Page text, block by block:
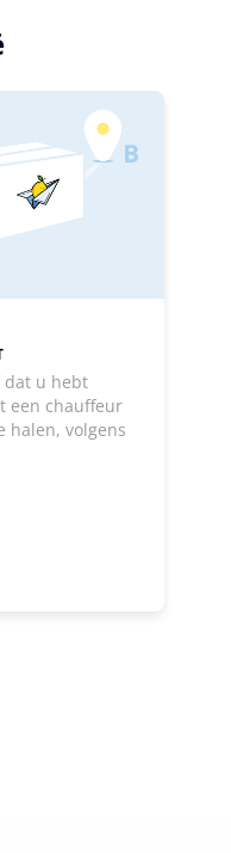
dat u hebt
een chauffeur
halen, volgens